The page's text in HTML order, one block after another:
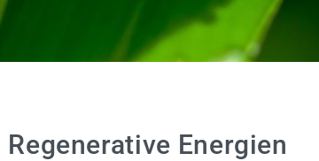
Regenerative Energien